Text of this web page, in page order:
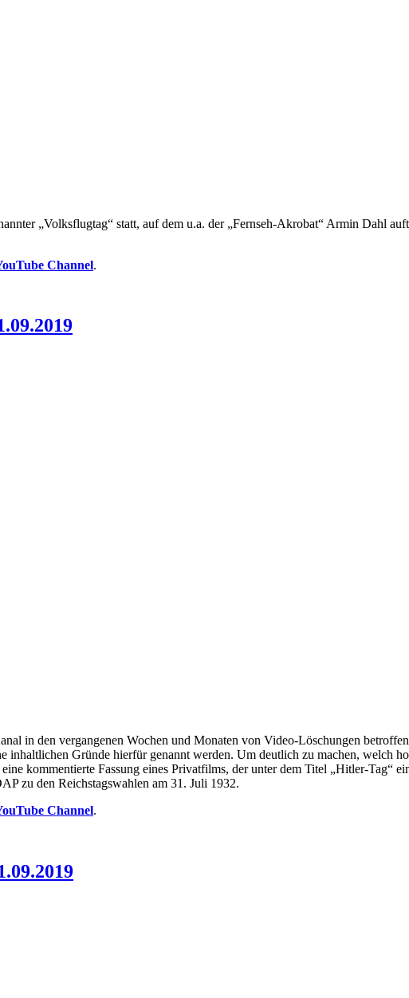
„Volksflugtag“ statt, auf dem u.a. der „Fernseh-Akrobat“ Armin Dahl
Channel.
in den vergangenen Wochen und Monaten von Video-Löschungen
inhaltlichen Gründe hierfür genannt werden. Um deutlich zu machen, welch
kommentierte Fassung eines Privatfilms, der unter dem Titel „Hitler-Tag“
zu den Reichstagswahlen am 31. Juli 1932.
Channel.